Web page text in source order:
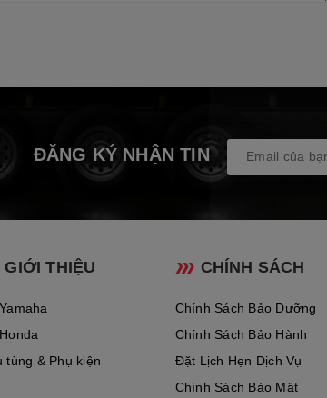
ĐĂNG KÝ NHẬN TIN
GIỚI THIỆU
tùng & Phụ kiện
CHÍNH SÁCH
Chính Sách Bảo Dưỡng
Chính Sách Bảo Hành
Đặt Lịch Hẹn Dịch Vụ
Chính Sách Bảo Mật